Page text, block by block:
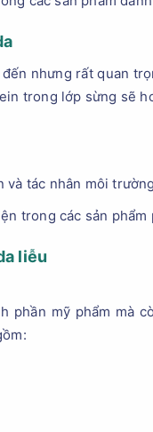
nhưng rất quan
trong lớp sừng sẽ
và tác nhân môi trường
trong các sản
liễu
phần mỹ phẩm mà